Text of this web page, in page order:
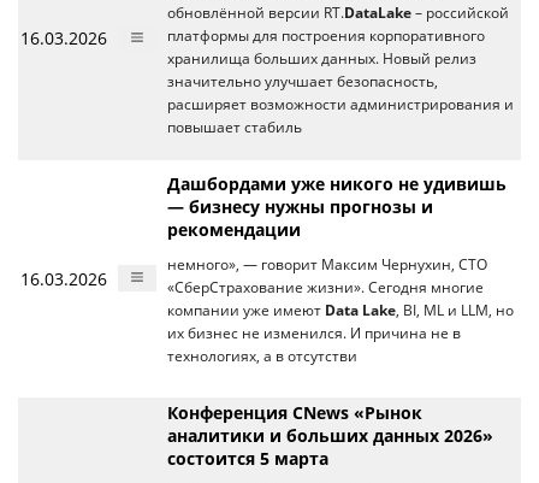
16.03.2026
обновлённой версии RT.DataLake – российской
платформы для построения корпоративного
хранилища больших данных. Новый релиз
значительно улучшает безопасность,
расширяет возможности администрирования и
повышает стабиль
16.03.2026
Дашбордами уже никого не удивишь
— бизнесу нужны прогнозы и
рекомендации
немного», — говорит Максим Чернухин, СТО
«СберСтрахование жизни». Сегодня многие
компании уже имеют Data Lake, BI, ML и LLM, но
их бизнес не изменился. И причина не в
технологиях, а в отсутстви
Конференция CNews «Рынок
аналитики и больших данных 2026»
состоится 5 марта